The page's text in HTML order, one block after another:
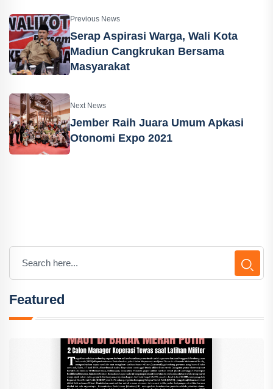
Previous News
Serap Aspirasi Warga, Wali Kota
Madiun Cangkrukan Bersama
Masyarakat
Next News
Jember Raih Juara Umum Apkasi
Otonomi Expo 2021
Featured